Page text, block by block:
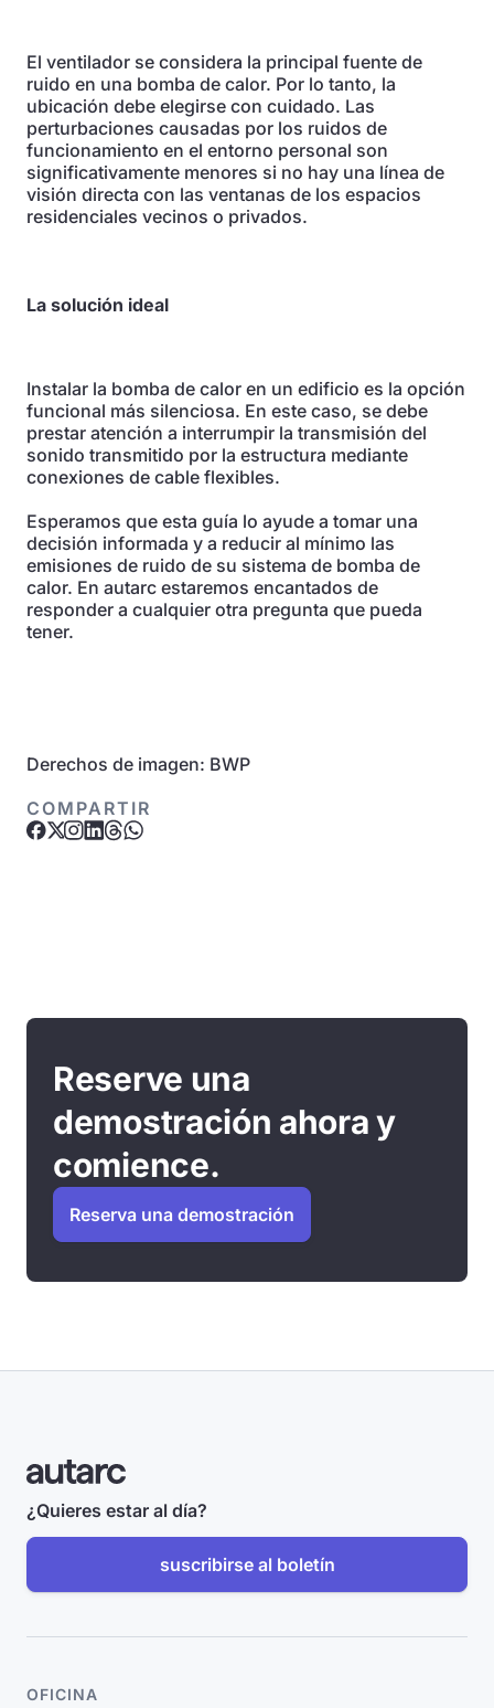
El ventilador se considera la principal fuente de
ruido en una bomba de calor. Por lo tanto, la
ubicación debe elegirse con cuidado. Las
perturbaciones causadas por los ruidos de
funcionamiento en el entorno personal son
significativamente menores si no hay una línea de
visión directa con las ventanas de los espacios
residenciales vecinos o privados.
La solución ideal
Instalar la bomba de calor en un edificio es la opción
funcional más silenciosa. En este caso, se debe
prestar atención a interrumpir la transmisión del
sonido transmitido por la estructura mediante
conexiones de cable flexibles.
Esperamos que esta guía lo ayude a tomar una
decisión informada y a reducir al mínimo las
emisiones de ruido de su sistema de bomba de
calor. En autarc estaremos encantados de
responder a cualquier otra pregunta que pueda
tener.
Derechos de imagen: BWP
COMPARTIR
Reserve una
demostración ahora y
comience.
Reserva una demostración
¿Quieres estar al día?
suscribirse al boletín
OFICINA